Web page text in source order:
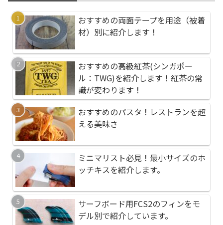
おすすめの両面テープを用途（被着
材）別に紹介します！
おすすめの高級紅茶(シンガポー
ル：TWG)を紹介します！紅茶の常
識が変わります！
おすすめのパスタ！レストランを超
える美味さ
ミニマリスト必見！最小サイズのホ
ッチキスを紹介します。
サーフボード用FCS2のフィンをモ
デル別で紹介しています。
おすすめのパスタ！
える美味さ
おすすめの両面テープ
材）別に紹介します！
おすすめの懐中電灯、
サーフボード用FCS2
デル別で紹介していま
おすすめのシャンプー
す。頭皮に優しく汚れ
ポータブル電気毛布
ＳＢ電源でどこでも
おすすめのサーフボー
３選！種類によってグ
サーフボード用リーシ
おすすめの懐中電灯、
フラッシュライトを紹
おすすめのふるさと
食できるオホーツク